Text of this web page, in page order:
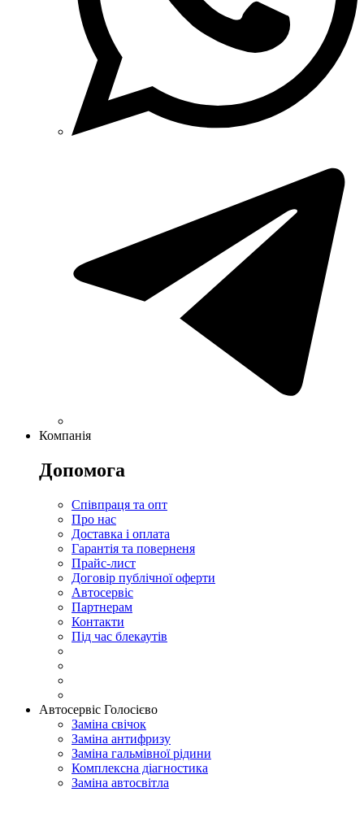
Компанія
Допомога
Співпраця та опт
Про нас
Доставка і оплата
Гарантія та поверненя
Прайс-лист
Договір публічної оферти
Автосервіс
Партнерам
Контакти
Під час блекаутів
Автосервіс Голосієво
Заміна свічок
Заміна антифризу
Заміна гальмівної рідини
Комплексна діагностика
Заміна автосвітла